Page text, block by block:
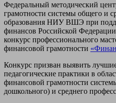
Федеральный методический
грамотности системы общего и
образования НИУ ВШЭ при
финансов Российской
конкурс профессионального
финансовой грамотности
Конкурс призван выявить
педагогические практики в
финансовой грамотности
дошкольного) и среднего